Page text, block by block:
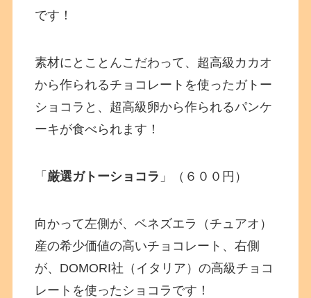
です！
素材にとことんこだわって、超高級カカオ
から作られるチョコレートを使ったガトー
ショコラと、超高級卵から作られるパンケ
ーキが食べられます！
「 厳選ガトーショコラ 」（６００円）
向かって左側が、ベネズエラ（チュアオ）
産の希少価値の高いチョコレート、右側
が、DOMORI社（イタリア）の高級チョコ
レートを使ったショコラです！